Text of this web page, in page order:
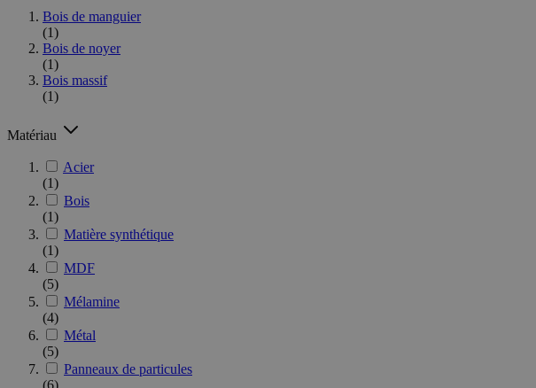
Bois de manguier
(1)
Bois de noyer
(1)
Bois massif
(1)
Matériau
Acier
(1)
Bois
(1)
Matière synthétique
(1)
MDF
(5)
Mélamine
(4)
Métal
(5)
Panneaux de particules
(6)